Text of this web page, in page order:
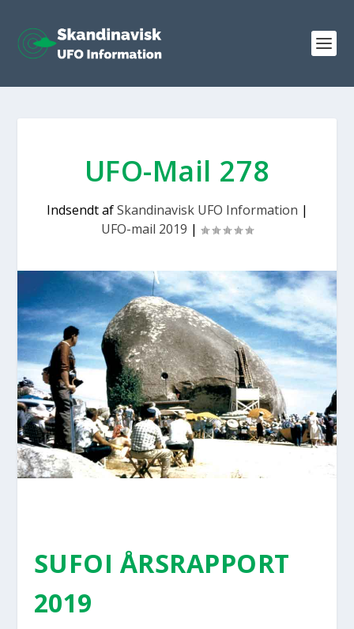
UFO-Mail 278
Indsendt afSkandinavisk UFO Information |
UFO-mail 2019 |
SUFOI ÅRS­RAP­PORT
2019